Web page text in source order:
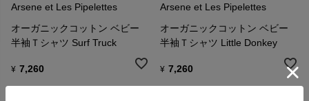
その4点に1点は、GOTS認証を取得しています。
過剰在庫を避けるため、ジャストインタイム生産を採用していま
す。
売れ残った商品は慈善団体に寄付し、既製服の流行サイクルを断ち
切るため、定番商品を開発しています。
Arsene et Les Pipelettes
オーガニックコットン ベビー
半袖Ｔシャツ Surf Truck
¥ 7,260
Arsene et Les Pipelettes
オーガニックコットン ベビー
半袖Ｔシャツ Little Donkey
¥ 7,260